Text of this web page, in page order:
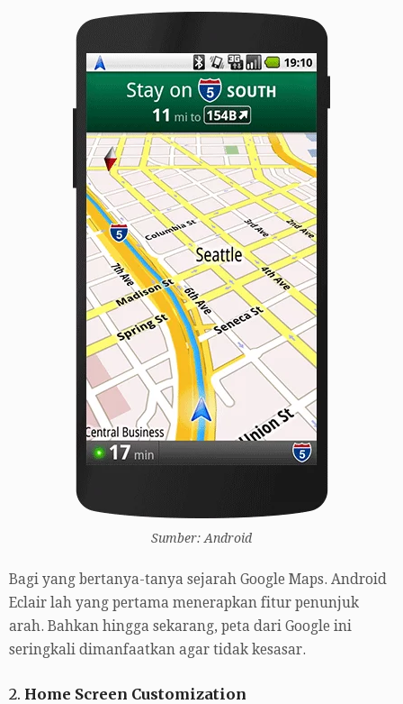
Sumber: Android
Bagi yang bertanya-tanya sejarah Google Maps. Android
Eclair lah yang pertama menerapkan fitur penunjuk
arah. Bahkan hingga sekarang, peta dari Google ini
seringkali dimanfaatkan agar tidak kesasar.
2. Home Screen Customization